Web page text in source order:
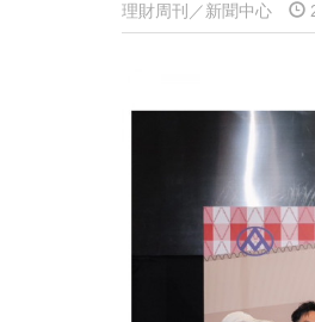
理財周刊／新聞中心